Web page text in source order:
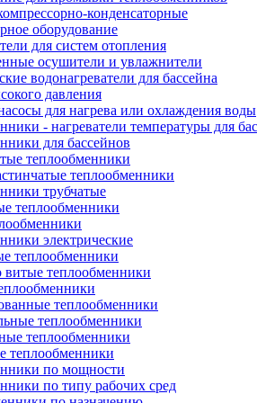
конденсаторные
оборудование
для систем отопления
осушители и увлажнители
водонагреватели для бассейна
давления
для нагрева или охлаждения воды
- нагреватели температуры для
для бассейнов
теплообменники
теплообменники
трубчатые
теплообменники
электрические
теплообменники
витые теплообменники
теплообменники
теплообменники
теплообменники
теплообменники
по мощности
по типу рабочих сред